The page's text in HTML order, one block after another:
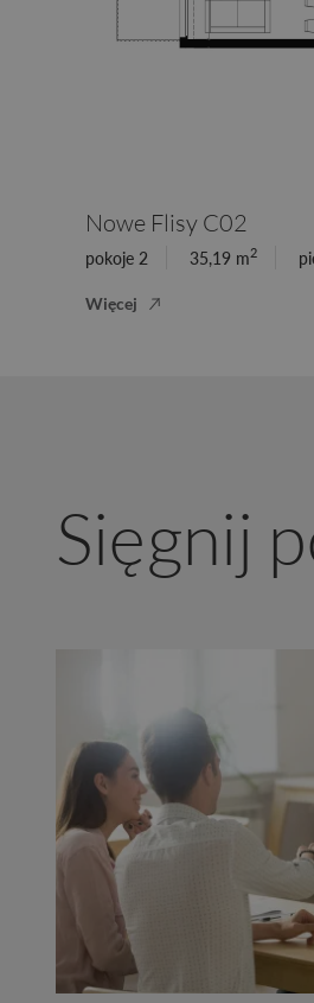
Nowe Flisy C02
pokoje 2 35,19 m2
Więcej
Sięgnij